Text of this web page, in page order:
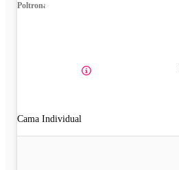
Poltrona
Cama Individual